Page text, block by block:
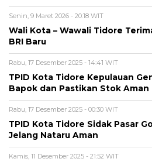
Senin, 9 Maret 2026 - 20:18 WIT
Wali Kota – Wawali Tidore
BRI Baru
Rabu, 17 Desember 2025 - 14:41 WIT
TPID Kota Tidore Kepulauan
Bapok dan Pastikan Stok Aman
Rabu, 17 Desember 2025 - 00:30 WIT
TPID Kota Tidore Sidak Pasar
Jelang Nataru Aman
Kamis, 11 Desember 2025 - 21:52 WIT